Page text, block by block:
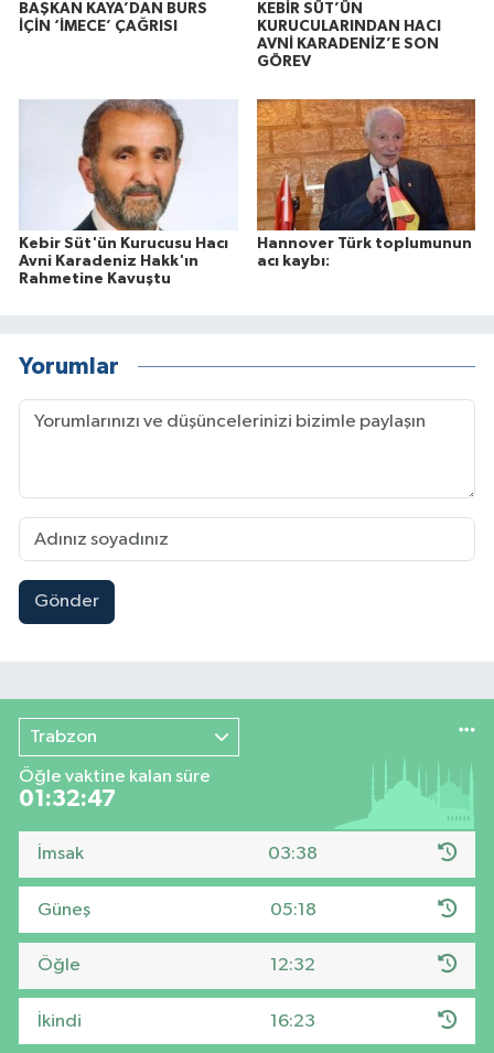
BAŞKAN KAYA’DAN BURS
İÇİN ‘İMECE’ ÇAĞRISI
KEBİR SÜT’ÜN
KURUCULARINDAN HACI
AVNİ KARADENİZ’E SON
GÖREV
Kebir Süt'ün Kurucusu Hacı
Avni Karadeniz Hakk'ın
Rahmetine Kavuştu
Hannover Türk toplumunun
acı kaybı:
Yorumlar
Gönder
Trabzon
Öğle vaktine kalan süre
01:32:46
İmsak 03:38
Güneş 05:18
Öğle 12:32
İkindi 16:23